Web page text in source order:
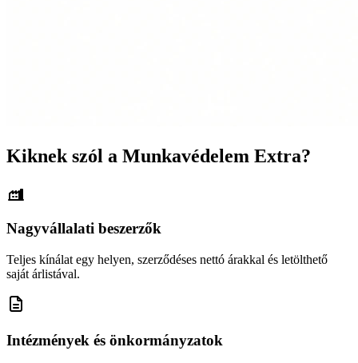
Kiknek szól a Munkavédelem Extra?
Nagyvállalati beszerzők
Teljes kínálat egy helyen, szerződéses nettó árakkal és letölthető
saját árlistával.
Intézmények és önkormányzatok